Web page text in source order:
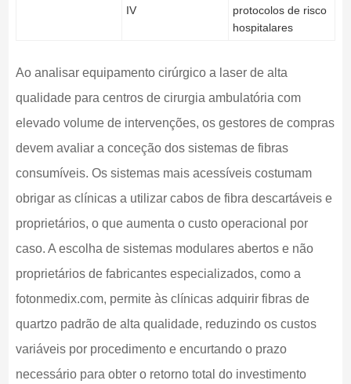
IV
protocolos de risco
hospitalares
Ao analisar equipamento cirúrgico a laser de alta
qualidade para centros de cirurgia ambulatória com
elevado volume de intervenções, os gestores de compras
devem avaliar a conceção dos sistemas de fibras
consumíveis. Os sistemas mais acessíveis costumam
obrigar as clínicas a utilizar cabos de fibra descartáveis e
proprietários, o que aumenta o custo operacional por
caso. A escolha de sistemas modulares abertos e não
proprietários de fabricantes especializados, como a
fotonmedix.com, permite às clínicas adquirir fibras de
quartzo padrão de alta qualidade, reduzindo os custos
variáveis por procedimento e encurtando o prazo
necessário para obter o retorno total do investimento